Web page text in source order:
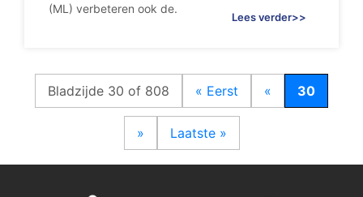
(ML) verbeteren ook de.
Lees verder>>
Bladzijde 30 of 808 « Eerst « 30
» Laatste »